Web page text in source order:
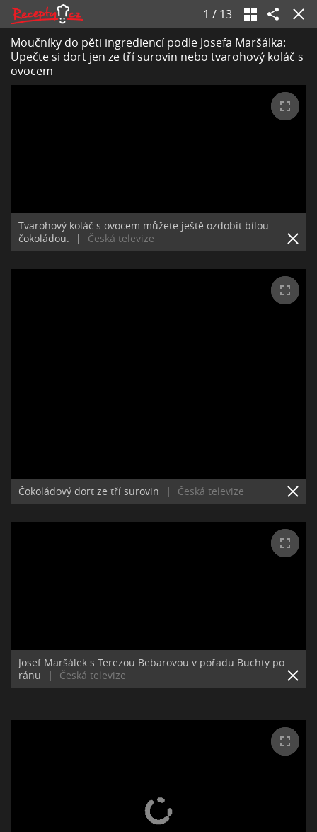
1 / 13
Moučníky do pěti ingrediencí podle Josefa Maršálka:
Upečte si dort jen ze tří surovin nebo tvarohový koláč s
ovocem
Tvarohový koláč s ovocem můžete ještě ozdobit bílou
čokoládou.
| Česká televize
Čokoládový dort ze tří surovin | Česká televize
Josef Maršálek s Terezou Bebarovou v pořadu Buchty po
ránu
| Česká televize